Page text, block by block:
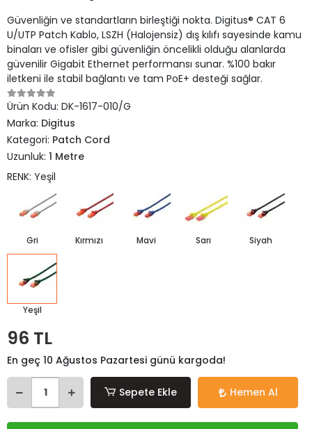
Güvenliğin ve standartların birleştiği nokta. Digitus® CAT 6
U/UTP Patch Kablo, LSZH (Halojensiz) dış kılıfı sayesinde kamu
binaları ve ofisler gibi güvenliğin öncelikli olduğu alanlarda
güvenilir Gigabit Ethernet performansı sunar. %100 bakır
iletkeni ile stabil bağlantı ve tam PoE+ desteği sağlar.
Ürün Kodu: DK-1617-010/G
Marka: Digitus
Kategori: Patch Cord
Uzunluk: 1 Metre
RENK: Yeşil
Gri Kırmızı Mavi Sarı Siyah
Yeşil
96 TL
En geç 10 Ağustos Pazartesi günü kargoda!
Sepete Ekle Hemen Al